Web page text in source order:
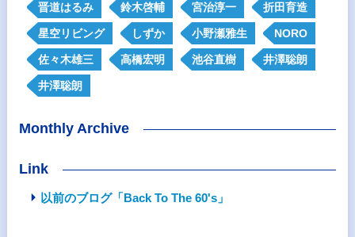
晋道はるみ 鈴木啓輔 宮治淳一 折田育造
星空リビング しずか 小野瀬雅生 NORO
佐々木雄三 高橋宏明 池谷直樹 井澤聡朗
井澤聡朗
Monthly Archive
Link
以前のブログ「Back To The 60's」